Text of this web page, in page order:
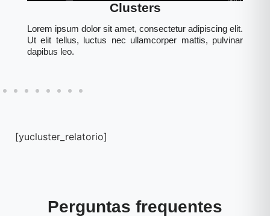
Clusters
Lorem ipsum dolor sit amet, consectetur adipiscing elit.
Ut elit tellus, luctus nec ullamcorper mattis, pulvinar
dapibus leo.
[yucluster_relatorio]
Perguntas frequentes